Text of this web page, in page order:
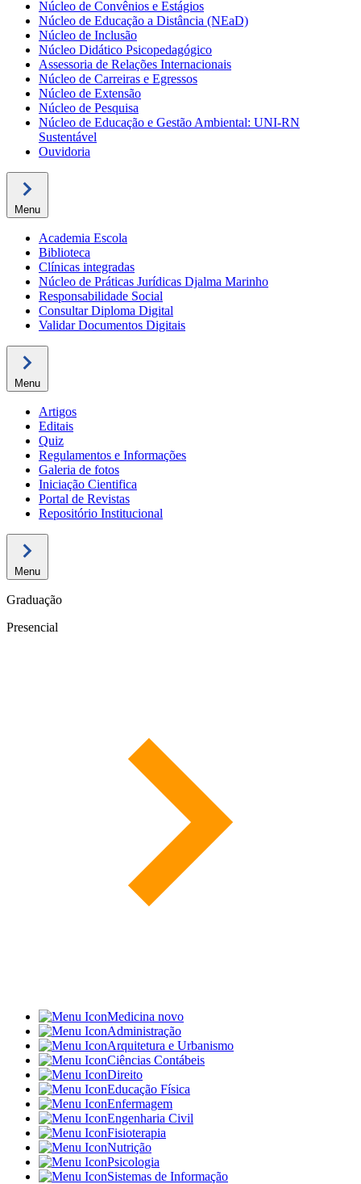
Núcleo de Convênios e Estágios
Núcleo de Educação a Distância (NEaD)
Núcleo de Inclusão
Núcleo Didático Psicopedagógico
Assessoria de Relações Internacionais
Núcleo de Carreiras e Egressos
Núcleo de Extensão
Núcleo de Pesquisa
Núcleo de Educação e Gestão Ambiental: UNI-RN
Sustentável
Ouvidoria
Menu
Academia Escola
Biblioteca
Clínicas integradas
Núcleo de Práticas Jurídicas Djalma Marinho
Responsabilidade Social
Consultar Diploma Digital
Validar Documentos Digitais
Menu
Artigos
Editais
Quiz
Regulamentos e Informações
Galeria de fotos
Iniciação Cientifica
Portal de Revistas
Repositório Institucional
Menu
Graduação
Presencial
Medicina novo
Administração
Arquitetura e Urbanismo
Ciências Contábeis
Direito
Educação Física
Enfermagem
Engenharia Civil
Fisioterapia
Nutrição
Psicologia
Sistemas de Informação